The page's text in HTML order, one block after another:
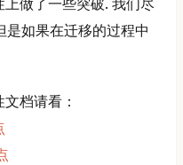
做了一些突破. 我们尽
如果在迁移的过程中
档请看：